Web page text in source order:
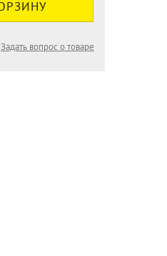
Задать вопрос о товаре